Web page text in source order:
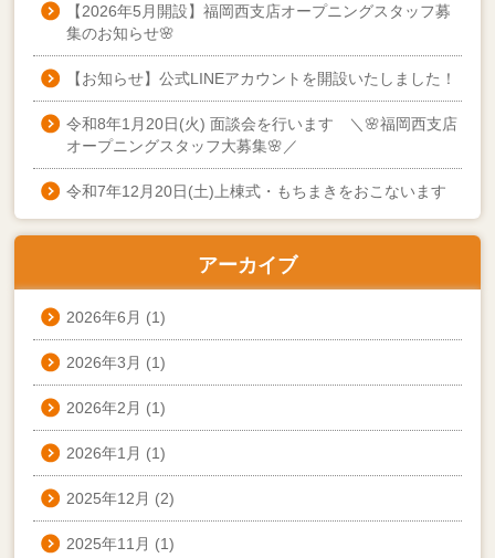
【2026年5月開設】福岡西支店オープニングスタッフ募
集のお知らせ🌸
【お知らせ】公式LINEアカウントを開設いたしました！
令和8年1月20日(火) 面談会を行います ＼🌸福岡西支店
オープニングスタッフ大募集🌸／
令和7年12月20日(土)上棟式・もちまきをおこないます
アーカイブ
2026年6月 (1)
2026年3月 (1)
2026年2月 (1)
2026年1月 (1)
2025年12月 (2)
2025年11月 (1)